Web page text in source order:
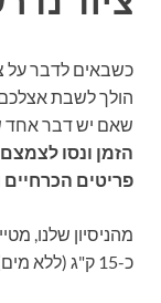
כשבאים לדבר על
שאם יש דבר אחד
הזמן ונסו
פריטים הכרחיים
מהניסיון שלנו,
כ-15 ק"ג (ללא מים), אך כאמור מומלץ לקחת כמה שפחות.